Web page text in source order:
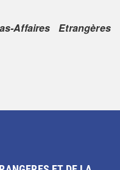
Affaires Etrangères